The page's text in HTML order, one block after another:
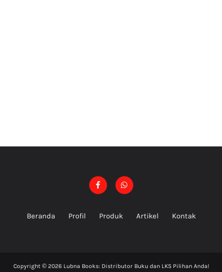
Beranda Profil Produk Artikel Kontak
Copyright © 2026 Lubna Books: Distributor Buku dan LKS Pilihan Anda!